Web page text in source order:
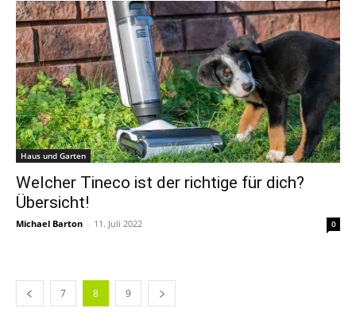
Haus und Garten
Welcher Tineco ist der richtige für dich?
Übersicht!
Michael Barton - 11. Juli 2022 0
7 8 9